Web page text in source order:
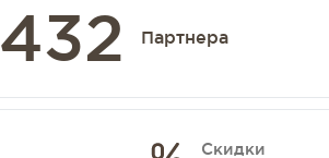
432 Партнера
Скидки